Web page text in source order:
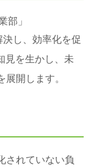
部」
し、効率化を促
見を生かし、未
開します。
されていない負